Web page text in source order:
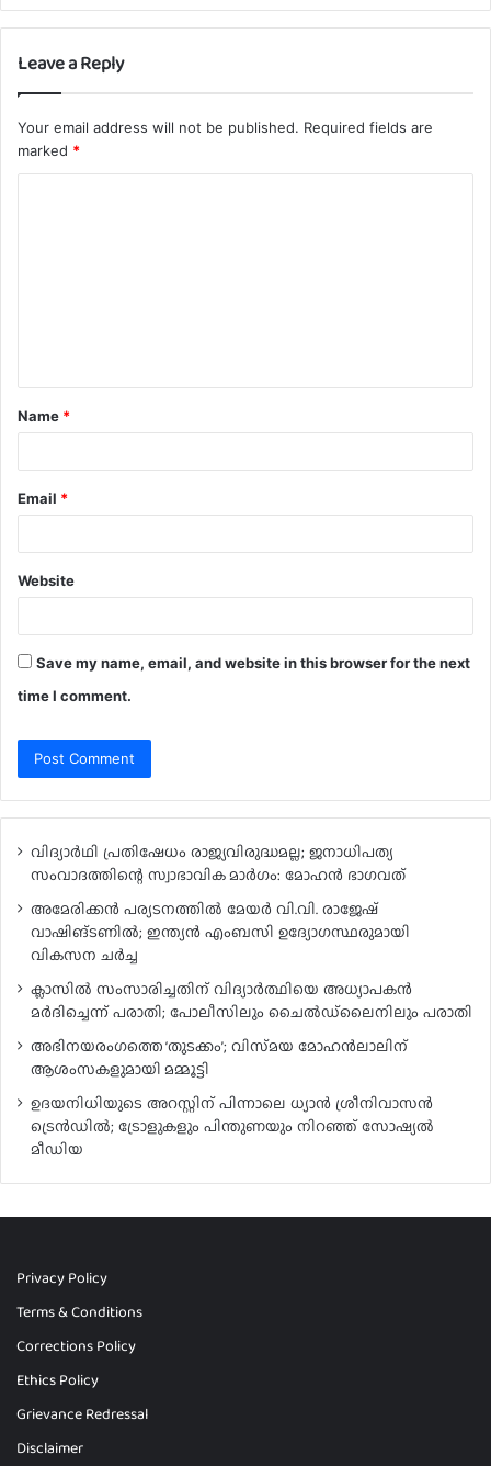
Leave a Reply
Your email address will not be published. Required fields are
marked *
t
*
Name *
Email *
Website
Save my name, email, and website in this browser for the next
time I comment.
വിദ്യാർഥി പ്രതിഷേധം രാജ്യവിരുദ്ധമല്ല; ജനാധിപത്യ
സംവാദത്തിന്റെ സ്വാഭാവിക മാർഗം: മോഹൻ ഭാഗവത്
അമേരിക്കൻ പര്യടനത്തിൽ മേയർ വി.വി. രാജേഷ്
വാഷിങ്ടണിൽ; ഇന്ത്യൻ എംബസി ഉദ്യോഗസ്ഥരുമായി
വികസന ചർച്ച
ക്ലാസിൽ സംസാരിച്ചതിന് വിദ്യാർത്ഥിയെ അധ്യാപകൻ
മർദിച്ചെന്ന് പരാതി; പോലീസിലും ചൈൽഡ്‌ലൈനിലും പരാതി
അഭിനയരംഗത്തെ ‘തുടക്കം’; വിസ്‍മയ മോഹന്‍ലാലിന്
ആശംസകളുമായി മമ്മൂട്ടി
ഉദയനിധിയുടെ അറസ്റ്റിന് പിന്നാലെ ധ്യാൻ ശ്രീനിവാസൻ
ട്രെൻഡിൽ; ട്രോളുകളും പിന്തുണയും നിറഞ്ഞ് സോഷ്യൽ
മീഡിയ
Privacy Policy
Terms & Conditions
Corrections Policy
Ethics Policy
Grievance Redressal
Disclaimer